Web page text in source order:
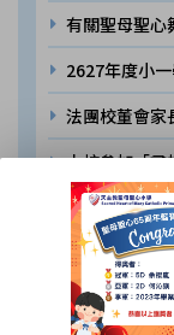
有關聖母聖心
2627年度小
法團校董會家
本校參加「尋
2026年度小
2526年度小
聖母聖心小
合唱節『金獎